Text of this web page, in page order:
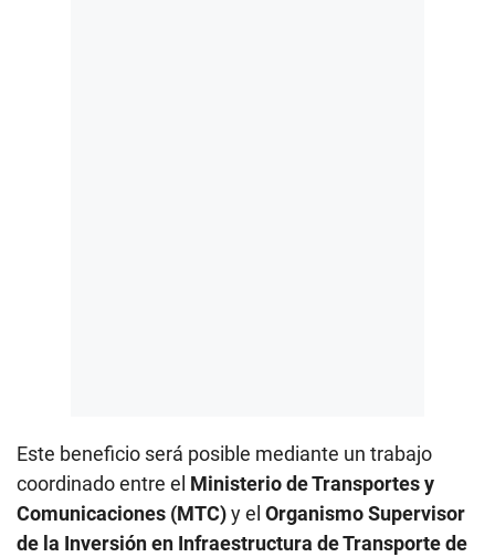
Este beneficio será posible mediante un trabajo
coordinado entre el Ministerio de Transportes y
Comunicaciones (MTC)y el Organismo Supervisor
de la Inversión en Infraestructura de Transporte de